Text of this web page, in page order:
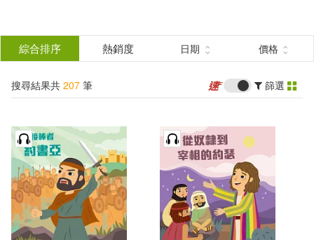
結
選
分類 (單選)
所有商品(207) 圖書(19)
有聲書(188)
展開
作者 (可複選)
綜合排序 熱銷度 日期 價格
搜尋結果共 207 筆 篩選